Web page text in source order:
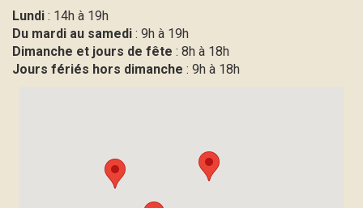
Lundi : 14h à 19h
Du mardi au samedi : 9h à 19h
Dimanche et jours de fête : 8h à 18h
Jours fériés hors dimanche : 9h à 18h